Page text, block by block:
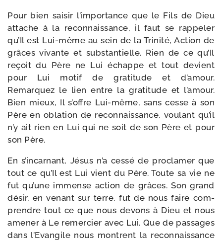
Pour bien sai­sir l’im­por­tance que le Fils de Dieu
attache à la recon­nais­sance, il faut se rap­pe­ler
qu’Il est Lui-​même au sein de la Trinité, Action de
grâces vivante et sub­stan­tielle. Rien de ce qu’Il
reçoit du Père ne Lui échappe et tout devient
pour Lui motif de gra­ti­tude et d’a­mour.
Remarquez le lien entre la gra­ti­tude et l’a­mour.
Bien mieux, Il s’offre Lui-​même, sans cesse à son
Père en obla­tion de recon­nais­sance, vou­lant qu’il
n’y ait rien en Lui qui ne soit de son Père et pour
son Père.
En s’in­car­nant, Jésus n’a ces­sé de pro­cla­mer que
tout ce qu’Il est Lui vient du Père. Toute sa vie ne
fut qu’une immense action de grâces. Son grand
désir, en venant sur terre, fut de nous faire com­
prendre tout ce que nous devons à Dieu et nous
ame­ner à Le remer­cier avec Lui. Que de pas­sages
dans l’Evangile nous montrent la recon­nais­sance